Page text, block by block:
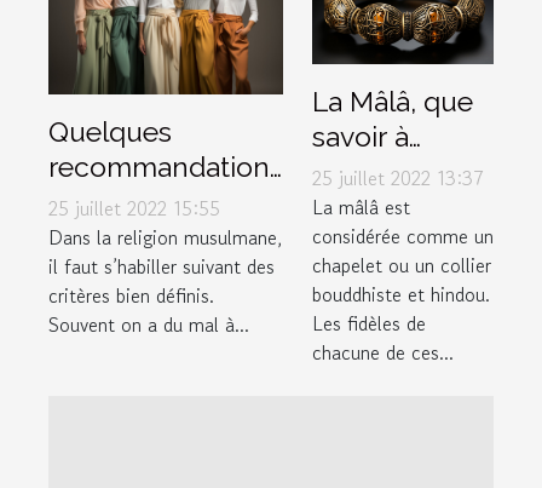
Quelques
recommandations
pour choisir un
bon pantalon
musulman
25 juillet 2022 15:55
Dans la religion musulmane,
il faut s’habiller suivant des
critères bien définis.
Souvent on a du mal à...
La Mâlâ, que
savoir à
propos de ce
bracelet
spécial ?
25 juillet 2022 13:37
La mâlâ est
considérée comme un
chapelet ou un collier
bouddhiste et hindou.
Les fidèles de
chacune de ces...